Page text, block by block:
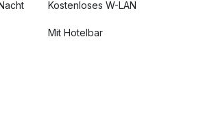
Kostenloses W-LAN
Mit Hotelbar